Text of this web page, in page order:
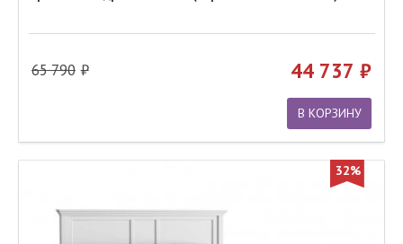
65 790 44 737
В КОРЗИНУ
32%